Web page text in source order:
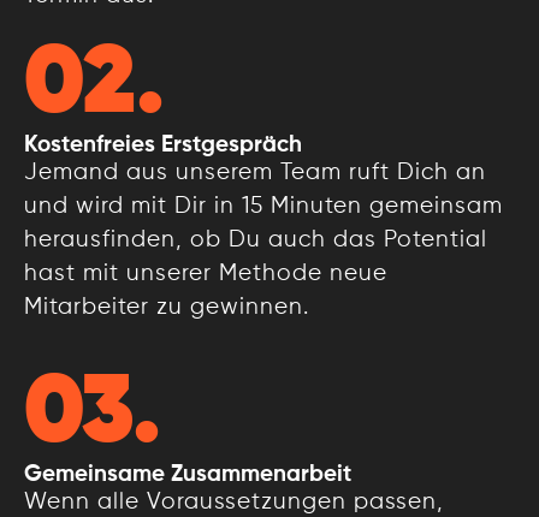
02.
Kostenfreies Erstgespräch
Jemand aus unserem Team ruft Dich an
und wird mit Dir in 15 Minuten gemeinsam
herausfinden, ob Du auch das Potential
hast mit unserer Methode neue
Mitarbeiter zu gewinnen.
03.
Gemeinsame Zusammenarbeit
Wenn alle Voraussetzungen passen,